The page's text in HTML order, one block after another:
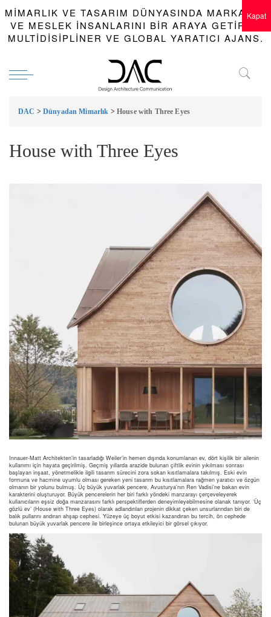
MIMARLIK VE TASARIM DÜNYASINDA MARKALAR
VE MESLEK INSANLARINI BIR ARAYA GETIREN
MULTIDISIPLINER VE GLOBAL YARATICI AJANS.
DAC > Dünyadan Mimarlık > House with Three Eyes
House with Three Eyes
Innauer-Matt Architekten’in tasarladığı Weiler’in hemen dışında konumlanan ev, dört kişilik bir ailenin
kullanımı için hayata geçirilmiş. Geçmiş yıllarda arazide bulunan çiftlik evinin yıkılması sonrası
başlayan inşaat, yönetmelikle ilgili tasarım sürecini zora sokan kısıtlamalara takılmış. Eski evin
formuna ve hacmine uyumlu olması gereken yeni tasarım bu kısıtlamalara rağmen yaratıcı ve özgün
olmanın bir yolunu bulmuş. Üç büyük yuvarlak pencere, Avusturya’nın Ren Vadisi’ne bakan evin
karakterini oluşturuyor. Büyük pencerelerin her biri farklı yöndeki manzarayı çerçeveleyerek
kullanıcıların eşsiz doğa manzarasını farklı perspektiflerden deneyimleyebilmesine olanak tanıyor. ‘Üç
gözlü ev’ (House with Three Eyes) olarak adlandırılan projenin dikkat çeken unsurlarından biri de
balık pullarını andıran ahşap cephesi. Yüzeye üç boyut etkisi kazandıran bu tercih, ön cephede
bulunan büyük yuvarlak pencere ile birleşince ortaya etkileyici bir görsel çıkıyor.
Kapat